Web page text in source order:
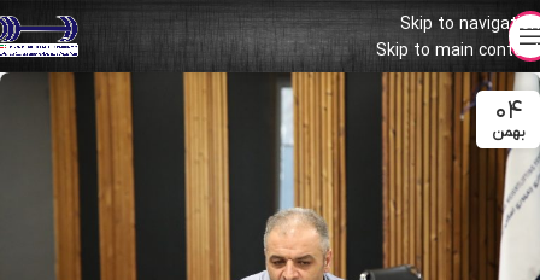
Skip to navigation
Skip to main content
۰۴
بهمن